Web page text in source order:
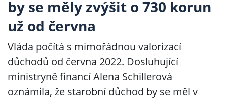
by se měly zvýšit o 730 korun
už od června
Vláda počítá s mimořádnou valorizací
důchodů od června 2022. Dosluhující
ministryně financí Alena Schillerová
oznámila, že starobní důchod by se měl v